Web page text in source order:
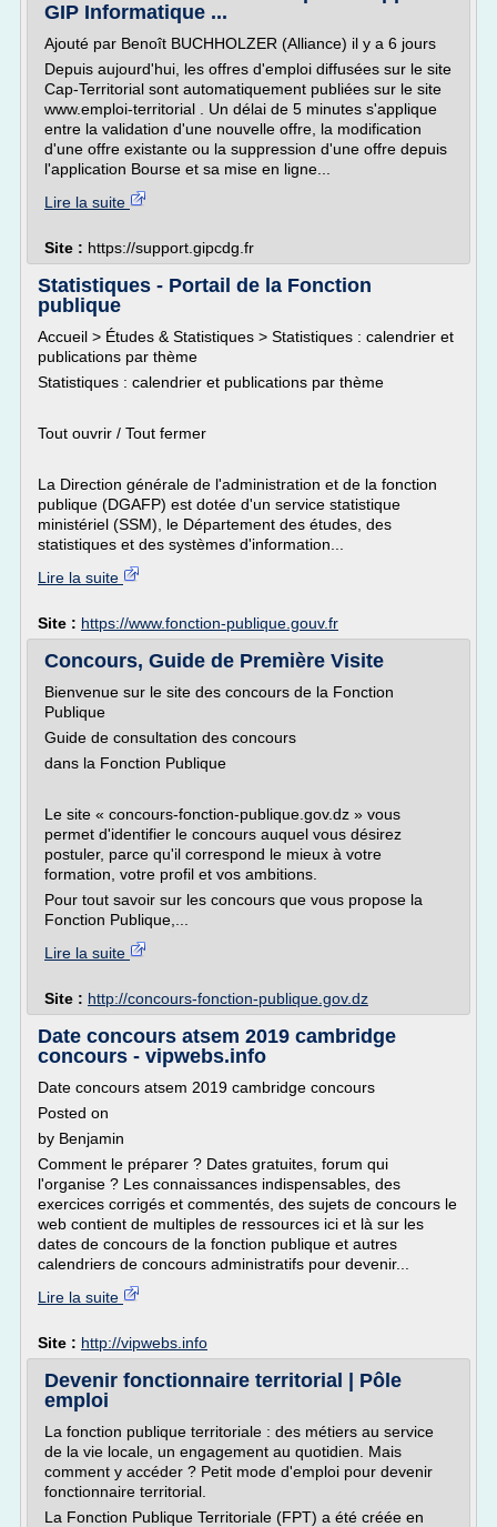
GIP Informatique ...
Ajouté par Benoît BUCHHOLZER (Alliance) il y a 6 jours
Depuis aujourd'hui, les offres d'emploi diffusées sur le site
Cap-Territorial sont automatiquement publiées sur le site
www.emploi-territorial . Un délai de 5 minutes s'applique
entre la validation d'une nouvelle offre, la modification
d'une offre existante ou la suppression d'une offre depuis
l'application Bourse et sa mise en ligne...
Lire la suite
Site : https://support.gipcdg.fr
Statistiques - Portail de la Fonction
publique
Accueil > Études & Statistiques > Statistiques : calendrier et
publications par thème
Statistiques : calendrier et publications par thème
Tout ouvrir / Tout fermer
La Direction générale de l'administration et de la fonction
publique (DGAFP) est dotée d'un service statistique
ministériel (SSM), le Département des études, des
statistiques et des systèmes d'information...
Lire la suite
Site : https://www.fonction-publique.gouv.fr
Concours, Guide de Première Visite
Bienvenue sur le site des concours de la Fonction
Publique
Guide de consultation des concours
dans la Fonction Publique
Le site « concours-fonction-publique.gov.dz » vous
permet d'identifier le concours auquel vous désirez
postuler, parce qu'il correspond le mieux à votre
formation, votre profil et vos ambitions.
Pour tout savoir sur les concours que vous propose la
Fonction Publique,...
Lire la suite
Site : http://concours-fonction-publique.gov.dz
Date concours atsem 2019 cambridge
concours - vipwebs.info
Date concours atsem 2019 cambridge concours
Posted on
by Benjamin
Comment le préparer ? Dates gratuites, forum qui
l'organise ? Les connaissances indispensables, des
exercices corrigés et commentés, des sujets de concours le
web contient de multiples de ressources ici et là sur les
dates de concours de la fonction publique et autres
calendriers de concours administratifs pour devenir...
Lire la suite
Site : http://vipwebs.info
Devenir fonctionnaire territorial | Pôle
emploi
La fonction publique territoriale : des métiers au service
de la vie locale, un engagement au quotidien. Mais
comment y accéder ? Petit mode d'emploi pour devenir
fonctionnaire territorial.
La Fonction Publique Territoriale (FPT) a été créée en